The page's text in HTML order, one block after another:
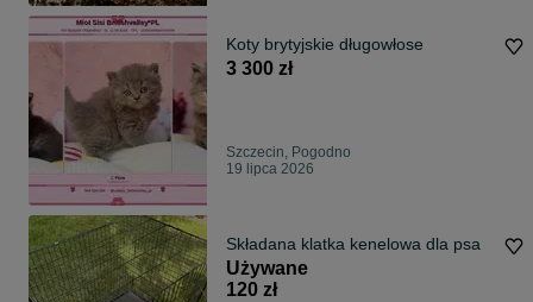
Koty brytyjskie długowłose
3 300 zł
Szczecin, Pogodno
19 lipca 2026
Składana klatka kenelowa dla psa
Używane
120 zł